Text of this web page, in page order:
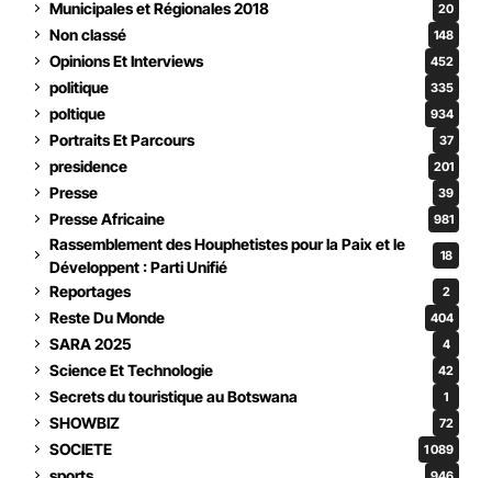
Municipales et Régionales 2018 20
Non classé 148
Opinions Et Interviews 452
politique 335
poltique 934
Portraits Et Parcours 37
presidence 201
Presse 39
Presse Africaine 981
Rassemblement des Houphetistes pour la Paix et le
Développent : Parti Unifié
18
Reportages 2
Reste Du Monde 404
SARA 2025 4
Science Et Technologie 42
Secrets du touristique au Botswana 1
SHOWBIZ 72
SOCIETE 1 089